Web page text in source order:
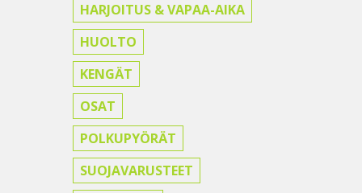
HARJOITUS & VAPAA-AIKA
HUOLTO
KENGÄT
OSAT
POLKUPYÖRÄT
SUOJAVARUSTEET